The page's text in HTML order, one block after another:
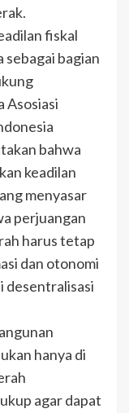
fiskal
sebagai bagian
Asosiasi
bahwa
keadilan
menyasar
perjuangan
harus tetap
dan otonomi
desentralisasi
hanya di
agar dapat